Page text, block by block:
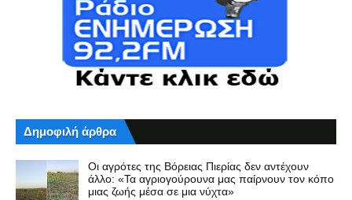
Δημοφιλή άρθρα
Οι αγρότες της Βόρειας Πιερίας δεν αντέχουν
άλλο: «Τα αγριογούρουνα μας παίρνουν τον κόπο
μιας ζωής μέσα σε μια νύχτα»